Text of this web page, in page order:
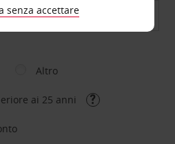
Altro
ai 25 anni
senza accettare